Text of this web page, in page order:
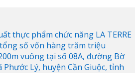
thực phẩm chức năng LA TERRE
số vốn hàng trăm triệu
vuông tại số 08A, đường Bờ
Lý, huyện Cần Giuộc, tỉnh